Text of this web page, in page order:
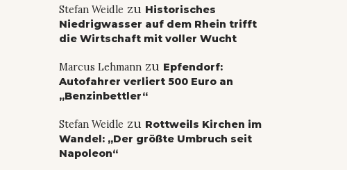
Stefan Weidle zu Historisches
Niedrigwasser auf dem Rhein trifft
die Wirtschaft mit voller Wucht
Marcus Lehmannzu Epfendorf:
Autofahrer verliert 500 Euro an
„Benzinbettler“
Stefan Weidle zu Rottweils Kirchen im
Wandel: „Der größte Umbruch seit
Napoleon“